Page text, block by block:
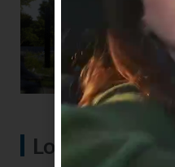
Lo más visto